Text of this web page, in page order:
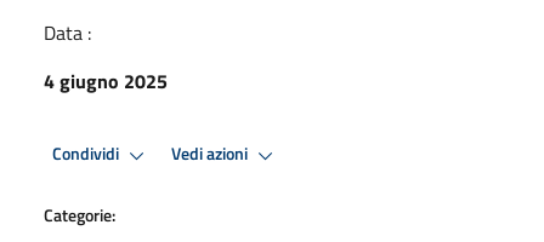
Data :
4 giugno 2025
Condividi Vedi azioni
Categorie: